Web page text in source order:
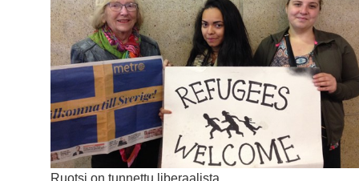
Ruotsi on tunnettu liberaalista